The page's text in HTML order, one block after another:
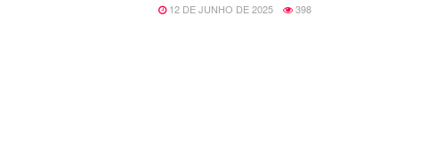
12 DE JUNHO DE 2025 398